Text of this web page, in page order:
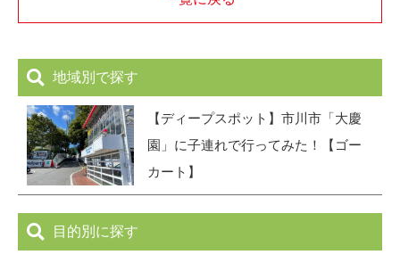
地域別で探す
【ディープスポット】市川市「大慶
園」に子連れで行ってみた！【ゴー
カート】
目的別に探す